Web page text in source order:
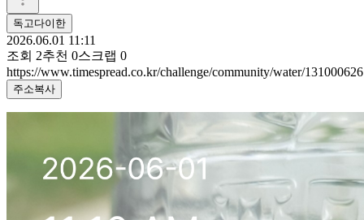
독고다이한
2026.06.01 11:11
조회 2추천 0스크랩 0
https://www.timespread.co.kr/challenge/community/water/131000626
주소복사